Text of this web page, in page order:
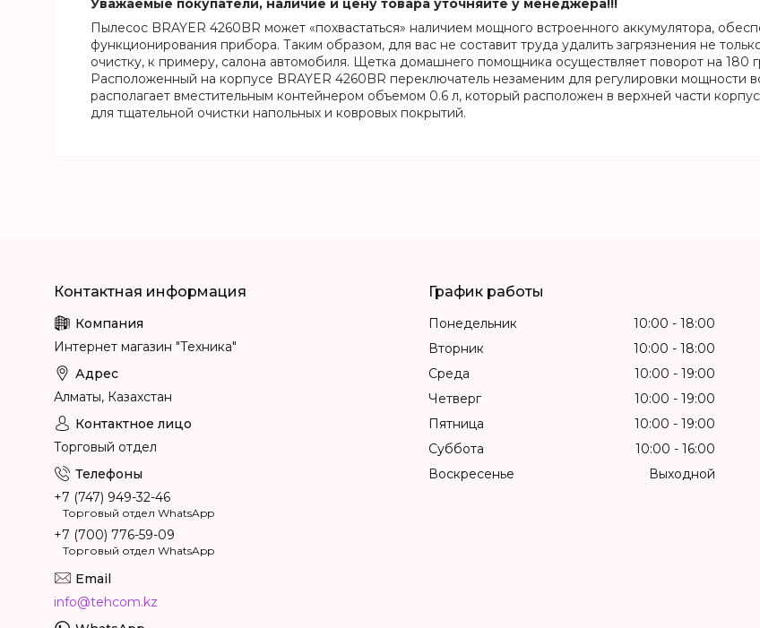
Уважаемые покупатели, наличие и цену товара уточняйте у менеджера!!!
Пылесос BRAYER 4260BR может «похвастаться» наличием мощного встроенного аккумулятора,
функционирования прибора. Таким образом, для вас не составит труда удалить загрязнения не
очистку, к примеру, салона автомобиля. Щетка домашнего помощника осуществляет поворот на 180
Расположенный на корпусе BRAYER 4260BR переключатель незаменим для регулировки мощности
располагает вместительным контейнером объемом 0.6 л, который расположен в верхней части
для тщательной очистки напольных и ковровых покрытий.
Интернет магазин "Техника"
Алматы, Казахстан
Торговый отдел
+7 (747) 949-32-46
Торговый отдел WhatsApp
+7 (700) 776-59-09
Торговый отдел WhatsApp
info@tehcom.kz
График работы
Понедельник 10:00
18:00
Вторник
10:00
18:00
Среда
10:00
19:00
Четверг
10:00
19:00
Пятница
10:00
19:00
Суббота
10:00
16:00
Воскресенье
Выходной